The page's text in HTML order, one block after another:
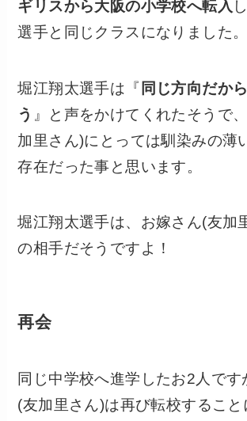
ギリスから大阪の小学校へ転入
選手と同じクラスになりました。
堀江翔太選手は『 同じ方向だか
う 』と声をかけてくれたそうで
加里さん)にとっては馴染みの薄
存在だった事と思います。
堀江翔太選手は、お嫁さん(友加
の相手だそうですよ！
再会
同じ中学校へ進学したお2人です
(友加里さん)は再び転校するこ